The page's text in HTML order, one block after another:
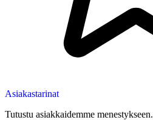
Asiakastarinat
Tutustu asiakkaidemme menestykseen.